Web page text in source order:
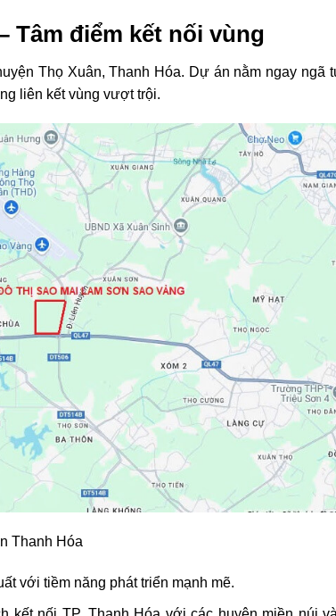
Tâm điểm kết nối vùng
Thọ Xuân, Thanh Hóa. Dự án nằm ngay ngã
liên kết vùng vượt trội.
Thanh Hóa
với tiềm năng phát triển mạnh mẽ.